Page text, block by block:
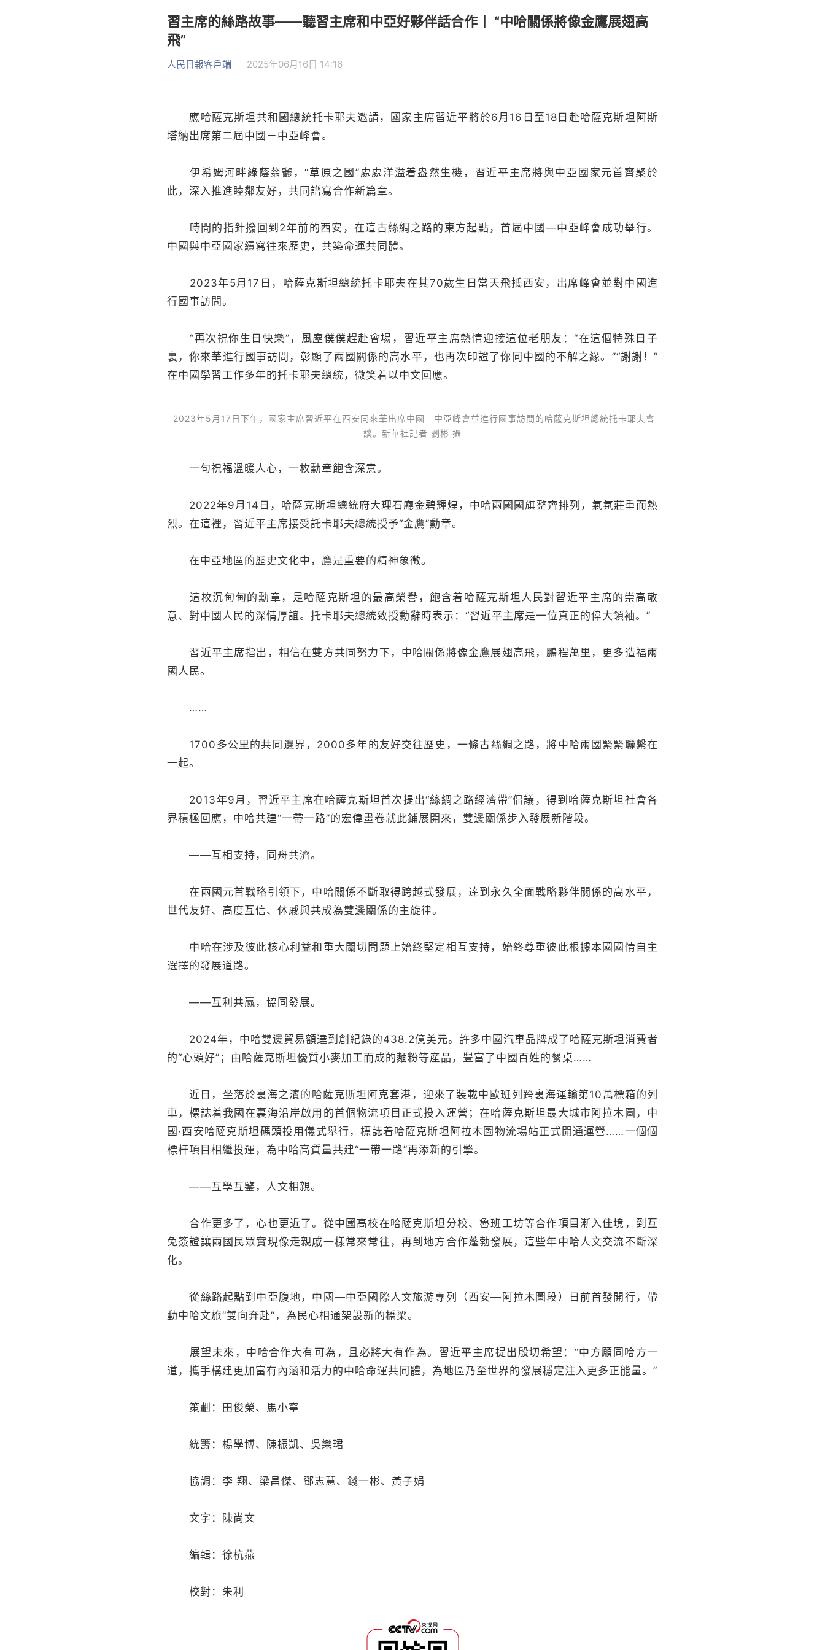
習主席的絲路故事——聽習主席和中亞好夥伴話合作丨 “中哈關係將像金鷹展翅高
飛”
人民日報客戶端 2025年06月16日 14:16
應哈薩克斯坦共和國總統托卡耶夫邀請，國家主席習近平將於6月16日至18日赴哈薩克斯坦阿斯
塔納出席第二屆中國－中亞峰會。
伊希姆河畔綠蔭蓊鬱，“草原之國”處處洋溢着盎然生機，習近平主席將與中亞國家元首齊聚於
此，深入推進睦鄰友好，共同譜寫合作新篇章。
時間的指針撥回到2年前的西安，在這古絲綢之路的東方起點，首屆中國—中亞峰會成功舉行。
中國與中亞國家續寫往來歷史，共築命運共同體。
2023年5月17日，哈薩克斯坦總統托卡耶夫在其70歲生日當天飛抵西安，出席峰會並對中國進
行國事訪問。
“再次祝你生日快樂”，風塵僕僕趕赴會場，習近平主席熱情迎接這位老朋友：“在這個特殊日子
裏，你來華進行國事訪問，彰顯了兩國關係的高水平，也再次印證了你同中國的不解之緣。”“謝謝！”
在中國學習工作多年的托卡耶夫總統，微笑着以中文回應。
2023年5月17日下午，國家主席習近平在西安同來華出席中國－中亞峰會並進行國事訪問的哈薩克斯坦總統托卡耶夫會
談。新華社記者 劉彬 攝
一句祝福溫暖人心，一枚勳章飽含深意。
2022年9月14日，哈薩克斯坦總統府大理石廳金碧輝煌，中哈兩國國旗整齊排列，氣氛莊重而熱
烈。在這裡，習近平主席接受託卡耶夫總統授予“金鷹”勳章。
在中亞地區的歷史文化中，鷹是重要的精神象徵。
這枚沉甸甸的勳章，是哈薩克斯坦的最高榮譽，飽含着哈薩克斯坦人民對習近平主席的崇高敬
意、對中國人民的深情厚誼。托卡耶夫總統致授勳辭時表示：“習近平主席是一位真正的偉大領袖。”
習近平主席指出，相信在雙方共同努力下，中哈關係將像金鷹展翅高飛，鵬程萬里，更多造福兩
國人民。
……
1700多公里的共同邊界，2000多年的友好交往歷史，一條古絲綢之路，將中哈兩國緊緊聯繫在
一起。
2013年9月，習近平主席在哈薩克斯坦首次提出“絲綢之路經濟帶”倡議，得到哈薩克斯坦社會各
界積極回應，中哈共建“一帶一路”的宏偉畫卷就此鋪展開來，雙邊關係步入發展新階段。
——互相支持，同舟共濟。
在兩國元首戰略引領下，中哈關係不斷取得跨越式發展，達到永久全面戰略夥伴關係的高水平，
世代友好、高度互信、休戚與共成為雙邊關係的主旋律。
中哈在涉及彼此核心利益和重大關切問題上始終堅定相互支持，始終尊重彼此根據本國國情自主
選擇的發展道路。
——互利共贏，協同發展。
2024年，中哈雙邊貿易額達到創紀錄的438.2億美元。許多中國汽車品牌成了哈薩克斯坦消費者
的“心頭好”；由哈薩克斯坦優質小麥加工而成的麵粉等産品，豐富了中國百姓的餐桌……
近日，坐落於裏海之濱的哈薩克斯坦阿克套港，迎來了裝載中歐班列跨裏海運輸第10萬標箱的列
車，標誌着我國在裏海沿岸啟用的首個物流項目正式投入運營；在哈薩克斯坦最大城市阿拉木圖，中
國·西安哈薩克斯坦碼頭投用儀式舉行，標誌着哈薩克斯坦阿拉木圖物流場站正式開通運營……一個個
標杆項目相繼投運，為中哈高質量共建“一帶一路”再添新的引擎。
——互學互鑒，人文相親。
合作更多了，心也更近了。從中國高校在哈薩克斯坦分校、魯班工坊等合作項目漸入佳境，到互
免簽證讓兩國民眾實現像走親戚一樣常來常往，再到地方合作蓬勃發展，這些年中哈人文交流不斷深
化。
從絲路起點到中亞腹地，中國—中亞國際人文旅游專列（西安—阿拉木圖段）日前首發開行，帶
動中哈文旅“雙向奔赴”，為民心相通架設新的橋梁。
展望未來，中哈合作大有可為，且必將大有作為。習近平主席提出殷切希望：“中方願同哈方一
道，攜手構建更加富有內涵和活力的中哈命運共同體，為地區乃至世界的發展穩定注入更多正能量。”
策劃：田俊榮、馬小寧
統籌：楊學博、陳振凱、吳樂珺
協調：李 翔、梁昌傑、鄧志慧、錢一彬、黃子娟
文字：陳尚文
編輯：徐杭燕
校對：朱利